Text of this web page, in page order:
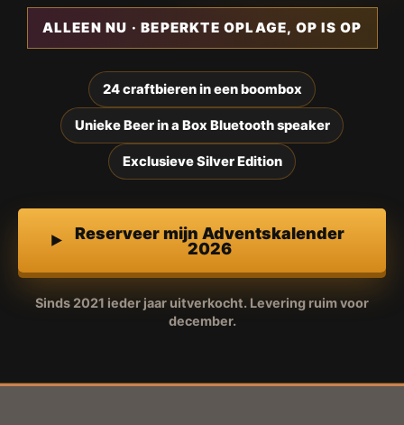
ALLEEN NU · BEPERKTE OPLAGE, OP IS OP
24 craftbieren in een boombox
Unieke Beer in a Box Bluetooth speaker
Exclusieve Silver Edition
Reserveer mijn Adventskalender
2026
Sinds 2021 ieder jaar uitverkocht. Levering ruim voor
december.